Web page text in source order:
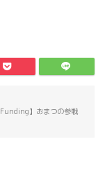
Funding】おまつの参戦